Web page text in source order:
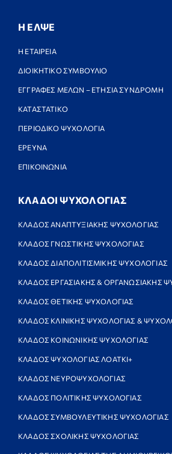
Η ΕΛΨΕ
Η ΕΤΑΙΡΕΙΑ
ΔΙΟΙΚΗΤΙΚΟ ΣΥΜΒΟΥΛΙΟ
ΕΓΓΡΑΦΕΣ ΜΕΛΩΝ – ΕΤΗΣΙΑ ΣΥΝΔΡΟΜΗ
ΚΑΤΑΣΤΑΤΙΚΟ
ΠΕΡΙΟΔΙΚΟ ΨΥΧΟΛΟΓΙΑ
ΕΡΕΥΝΑ
ΕΠΙΚΟΙΝΩΝΙΑ
ΚΛΑΔΟΙ ΨΥΧΟΛΟΓΙΑΣ
ΚΛΑΔΟΣ ΑΝΑΠΤΥΞΙΑΚΗΣ ΨΥΧΟΛΟΓΙΑΣ
ΚΛΑΔΟΣ ΓΝΩΣΤΙΚΗΣ ΨΥΧΟΛΟΓΙΑΣ
ΚΛΑΔΟΣ ΔΙΑΠΟΛΙΤΙΣΜΙΚΗΣ ΨΥΧΟΛΟΓΙΑΣ
ΚΛΑΔΟΣ ΕΡΓΑΣΙΑΚΗΣ & ΟΡΓΑΝΩΣΙΑΚΗΣ
ΚΛΑΔΟΣ ΘΕΤΙΚΗΣ ΨΥΧΟΛΟΓΙΑΣ
ΚΛΑΔΟΣ ΚΛΙΝΙΚΗΣ ΨΥΧΟΛΟΓΙΑΣ &
ΚΛΑΔΟΣ ΚΟΙΝΩΝΙΚΗΣ ΨΥΧΟΛΟΓΙΑΣ
ΚΛΑΔΟΣ ΨΥΧΟΛΟΓΙΑΣ ΛΟΑΤΚΙ+
ΚΛΑΔΟΣ ΝΕΥΡΟΨΥΧΟΛΟΓΙΑΣ
ΚΛΑΔΟΣ ΠΟΛΙΤΙΚΗΣ ΨΥΧΟΛΟΓΙΑΣ
ΚΛΑΔΟΣ ΣΥΜΒΟΥΛΕΥΤΙΚΗΣ ΨΥΧΟΛΟΓΙΑΣ
ΚΛΑΔΟΣ ΣΧΟΛΙΚΗΣ ΨΥΧΟΛΟΓΙΑΣ